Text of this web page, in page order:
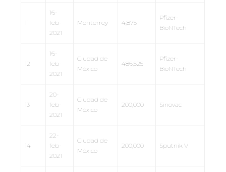
11
16-
feb-
2021
Monterrey 4,875
Pfizer-
BioNTech
12
16-
feb-
2021
Ciudad de
México
486,525
Pfizer-
BioNTech
13
20-
feb-
2021
Ciudad de
México
200,000 Sinovac
14
22-
feb-
2021
Ciudad de
México
200,000 Sputnik V